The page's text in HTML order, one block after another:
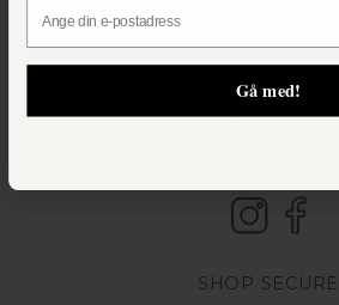
Hairtastic
111 39 Stockholm
Norrmalm
SHOP SECURE
Gå med!
Gå med!